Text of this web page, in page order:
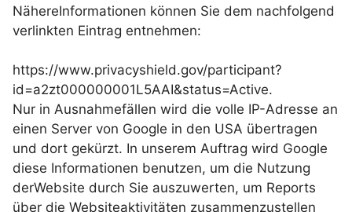
NähereInformationen können Sie dem nachfolgend
verlinkten Eintrag entnehmen:
https://www.privacyshield.gov/participant?
id=a2zt000000001L5AAI&status=Active.
Nur in Ausnahmefällen wird die volle IP-Adresse an
einen Server von Google in den USA übertragen
und dort gekürzt. In unserem Auftrag wird Google
diese Informationen benutzen, um die Nutzung
derWebsite durch Sie auszuwerten, um Reports
über die Websiteaktivitäten zusammenzustellen